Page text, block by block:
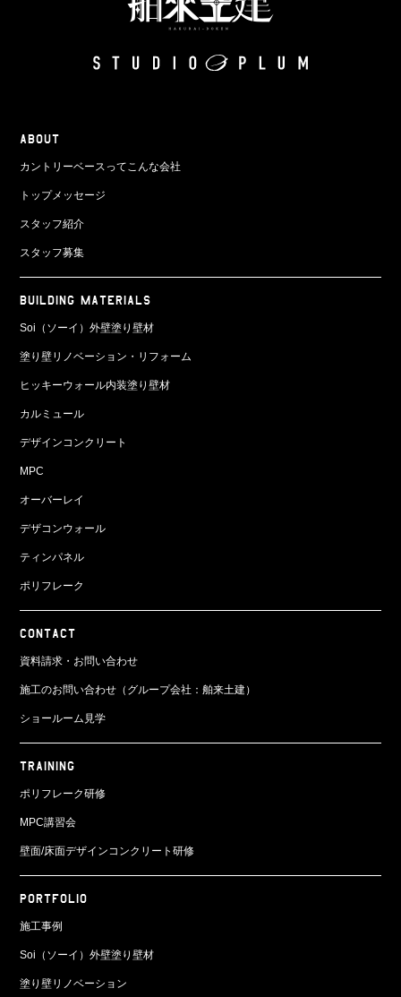
ABOUT
カントリーベースってこんな会社
トップメッセージ
スタッフ紹介
スタッフ募集
BUILDING MATERIALS
Soi（ソーイ）外壁塗り壁材
塗り壁リノベーション・リフォーム
ヒッキーウォール内装塗り壁材
カルミュール
デザインコンクリート
MPC
オーバーレイ
デザコンウォール
ティンパネル
ポリフレーク
CONTACT
資料請求・お問い合わせ
施工のお問い合わせ（グループ会社：舶来土建）
ショールーム見学
TRAINING
ポリフレーク研修
MPC講習会
壁面/床面デザインコンクリート研修
PORTFOLIO
施工事例
Soi（ソーイ）外壁塗り壁材
塗り壁リノベーション